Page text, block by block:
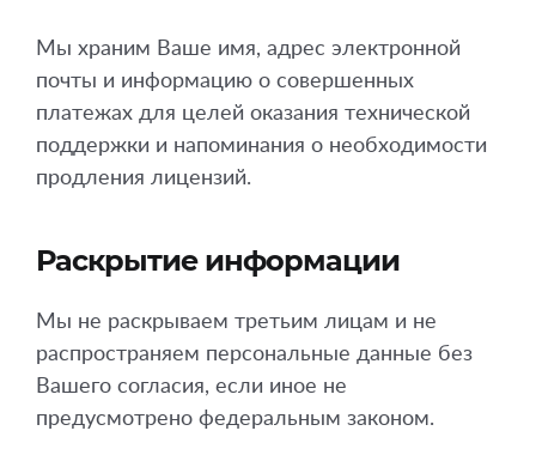
Мы храним Ваше имя, адрес электронной
почты и информацию о совершенных
платежах для целей оказания технической
поддержки и напоминания о необходимости
продления лицензий.
Раскрытие информации
Мы не раскрываем третьим лицам и не
распространяем персональные данные без
Вашего согласия, если иное не
предусмотрено федеральным законом.